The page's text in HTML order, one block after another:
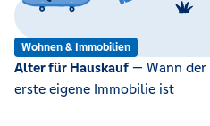
Wohnen & Immobilien
Alter für Hauskauf — Wann
erste eigene Immobilie ist